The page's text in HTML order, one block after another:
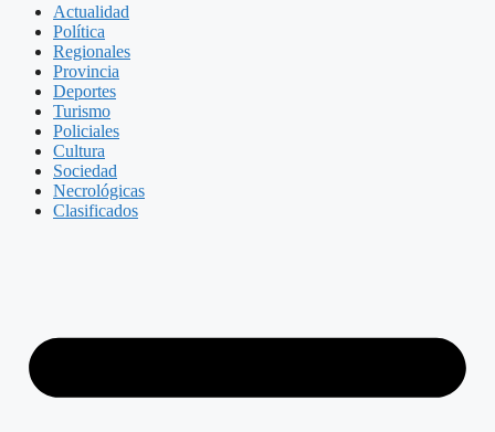
Actualidad
Política
Regionales
Provincia
Deportes
Turismo
Policiales
Cultura
Sociedad
Necrológicas
Clasificados